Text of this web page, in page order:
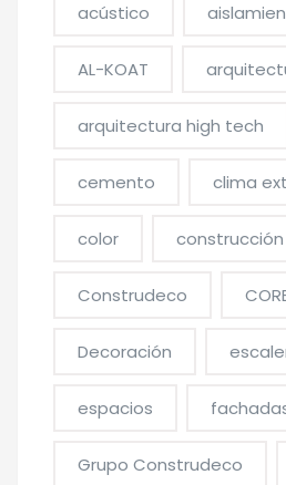
acústico
AL-KOAT
arquitectura high tech
cemento clima
color construcción
Construdeco
Decoración
espacios
Grupo Construdeco